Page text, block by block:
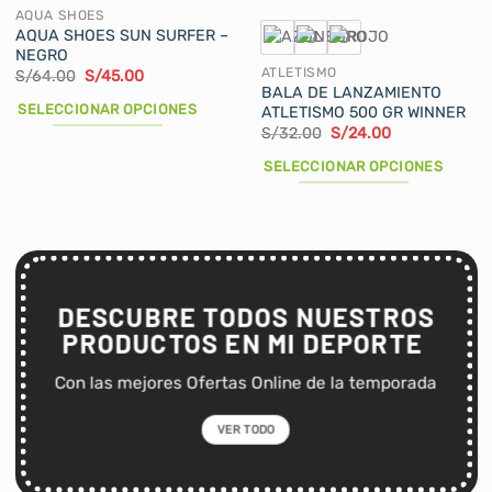
se
pueden
elegir
en
la
elegir
en
la
página
de
AQUA SHOES
AQUA SHOES SUN SURFER –
NEGRO
S/64.00 El
original
era:
S/45.00El
actual
es:
SELECCIONAR OPCIONES
Las
opciones
se
pueden
elegir
en
la
página
de
producto
ATLETISMO
BALA DE LANZAMIENTO
ATLETISMO 500 GR WINNER
S/32.00 El
original
era:
S/24.00El
actual
es:
SELECCIONAR OPCIONES
múltiples
Las
opciones
pueden
elegir
en
página
DESCUBRE TODOS NUESTROS
PRODUCTOS EN MI DEPORTE
Con las mejores Ofertas Online de la temporada
VER TODO